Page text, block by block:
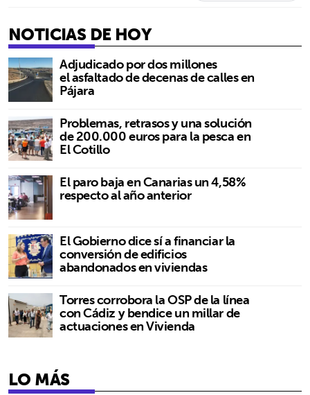
NOTICIAS DE HOY
Adjudicado por dos millones
el asfaltado de decenas de calles en
Pájara
Problemas, retrasos y una solución
de 200.000 euros para la pesca en
El Cotillo
El paro baja en Canarias un 4,58%
respecto al año anterior
El Gobierno dice sí a financiar la
conversión de edificios
abandonados en viviendas
Torres corrobora la OSP de la línea
con Cádiz y bendice un millar de
actuaciones en Vivienda
LO MÁS